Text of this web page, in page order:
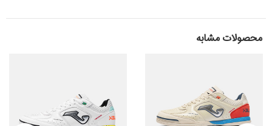
محصولات مشابه